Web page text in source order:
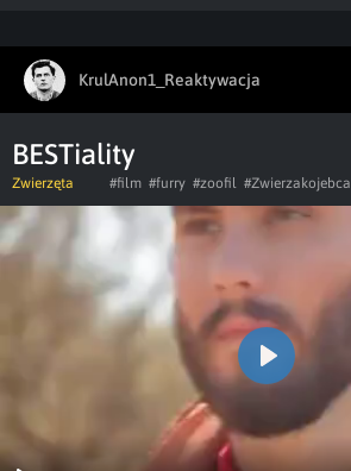
KrulAnon1_Reaktywacja
BESTiality
Zwierzęta #film #furry #zoofil #Zwierzakojebca
Play